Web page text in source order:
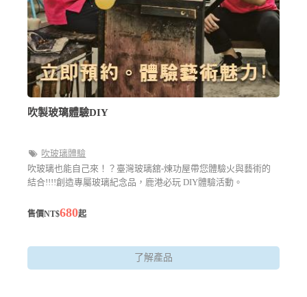
吹製玻璃體驗DIY
吹玻璃體驗
吹玻璃也能自己來！？臺灣玻璃舘-煉功屋帶您體驗火與藝術的
結合!!!!創造專屬玻璃紀念品，鹿港必玩 DIY體驗活動。
售價NT$680起
了解產品